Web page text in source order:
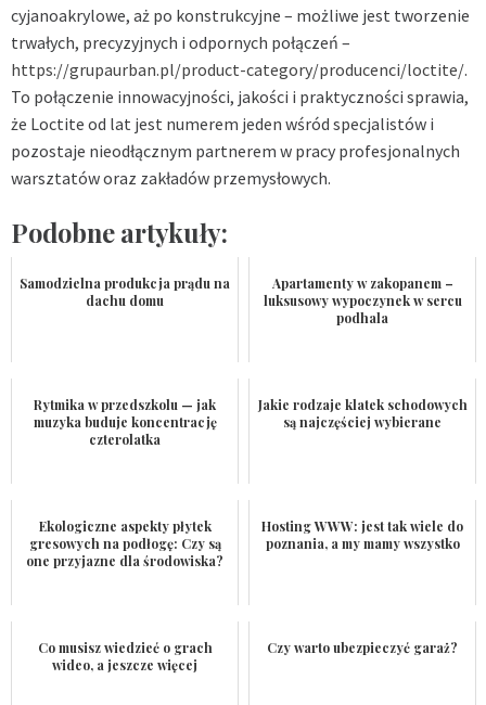
cyjanoakrylowe, aż po konstrukcyjne – możliwe jest tworzenie
trwałych, precyzyjnych i odpornych połączeń –
https://grupaurban.pl/product-category/producenci/loctite/.
To połączenie innowacyjności, jakości i praktyczności sprawia,
że Loctite od lat jest numerem jeden wśród specjalistów i
pozostaje nieodłącznym partnerem w pracy profesjonalnych
warsztatów oraz zakładów przemysłowych.
Podobne artykuły:
Samodzielna produkcja prądu na
dachu domu
Apartamenty w zakopanem –
luksusowy wypoczynek w sercu
podhala
Rytmika w przedszkolu — jak
muzyka buduje koncentrację
czterolatka
Jakie rodzaje klatek schodowych
są najczęściej wybierane
Ekologiczne aspekty płytek
gresowych na podłogę: Czy są
one przyjazne dla środowiska?
Hosting WWW: jest tak wiele do
poznania, a my mamy wszystko
Co musisz wiedzieć o grach
wideo, a jeszcze więcej
Czy warto ubezpieczyć garaż?